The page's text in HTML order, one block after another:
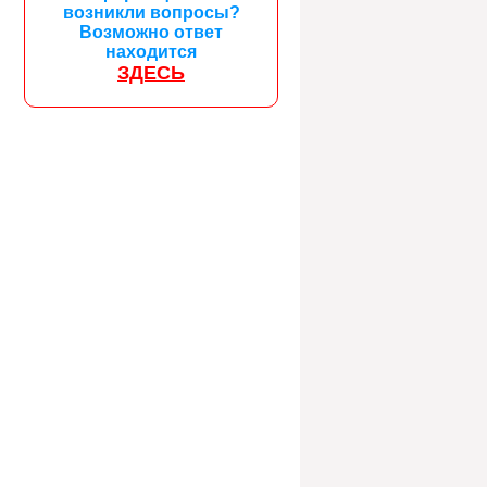
возникли вопросы?
Возможно ответ
находится
ЗДЕСЬ